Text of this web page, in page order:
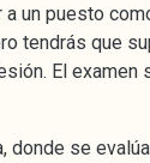
a un puesto
tendrás que
El examen
donde se